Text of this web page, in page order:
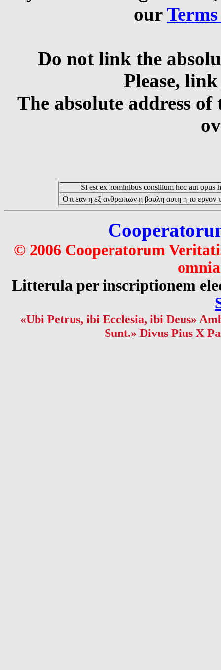
our
Do not link the
Please,
The absolute address
Si est ex hominibus consilium hoc aut opus
Οτι εαν η εξ ανθρωπων η βουλη αυτη η το εργον
© 2006 Cooperatorum
Litterula per inscriptionem
«Ubi Petrus, ibi Ecclesia, ibi Deus»
Sunt.» Divus Pius X